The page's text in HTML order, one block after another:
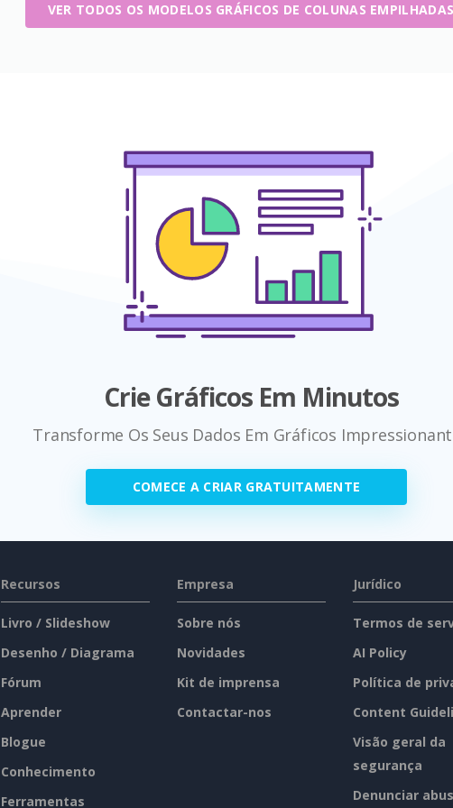
VER TODOS OS MODELOS GRÁFICOS DE COLUNAS
Crie Gráficos Em Minutos
Transforme Os Seus Dados Em Gráficos
COMECE A CRIAR GRATUITAMENTE
Recursos
Livro / Slideshow
Desenho / Diagrama
Fórum
Aprender
Blogue
Conhecimento
Ferramentas
Empresa
Sobre nós
Novidades
Kit de imprensa
Contactar-nos
Jurídico
Termos de
AI Policy
Política de
Content
Visão geral da
segurança
Denunciar